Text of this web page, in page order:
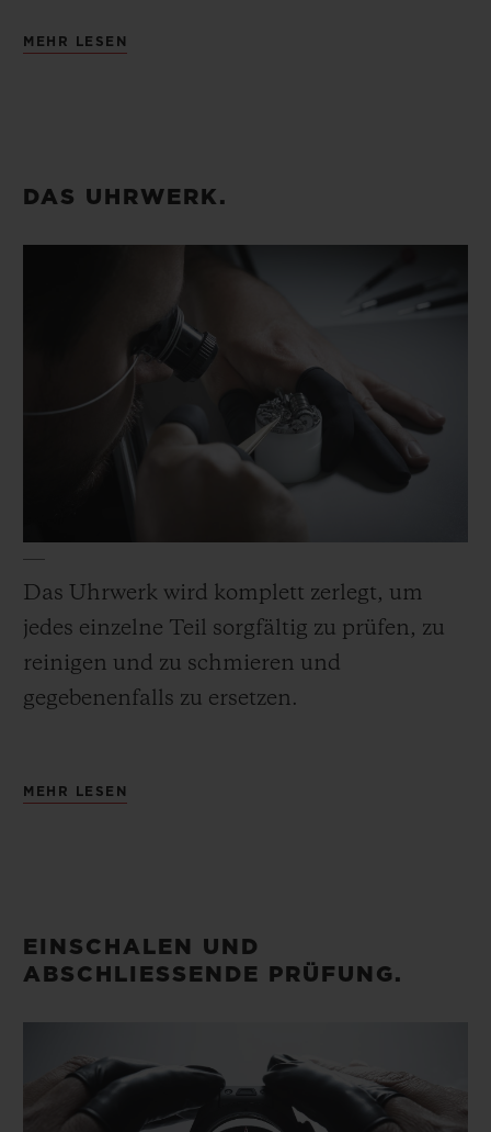
aus.
Anschluss alle Metallteile entsprechend
Keramikkomponenten. Dann ersetzen wir
die Dichtungen, die Schrauben, die Krone
und das Kronenröhrchen, bevor das
Gehäuse wieder zusammengesetzt und
wasserfest gemacht wird.
MEHR LESEN
DAS UHRWERK.
Das Uhrwerk wird komplett zerlegt, um
jedes einzelne Teil sorgfältig zu prüfen, zu
reinigen und zu schmieren und
gegebenenfalls zu ersetzen.
werden die Zeiger wieder auf das Zifferblatt
MEHR LESEN
EINSCHALEN UND
ABSCHLIESSENDE PRÜFUNG.